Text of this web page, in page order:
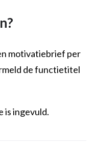
motivatiebrief per
de functietitel
is ingevuld.